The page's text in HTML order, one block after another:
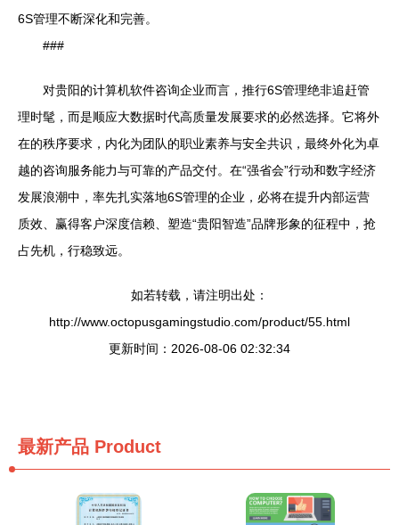
6S管理不断深化和完善。
###
对贵阳的计算机软件咨询企业而言，推行6S管理绝非追赶管
理时髦，而是顺应大数据时代高质量发展要求的必然选择。它将外
在的秩序要求，内化为团队的职业素养与安全共识，最终外化为卓
越的咨询服务能力与可靠的产品交付。在“强省会”行动和数字经济
发展浪潮中，率先扎实落地6S管理的企业，必将在提升内部运营
质效、赢得客户深度信赖、塑造“贵阳智造”品牌形象的征程中，抢
占先机，行稳致远。
如若转载，请注明出处：
http://www.octopusgamingstudio.com/product/55.html
更新时间：2026-08-06 02:32:34
最新产品 Product